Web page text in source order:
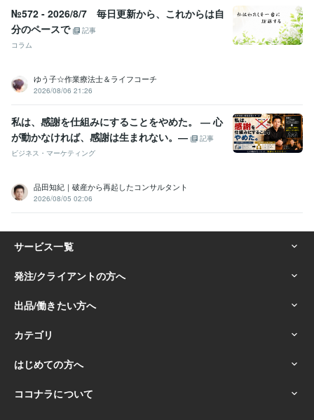
№572 - 2026/8/7 毎日更新から、これからは自
分のペースで
記事
コラム
ゆう子☆作業療法士＆ライフコーチ
2026/08/06 21:26
私は、感謝を仕組みにすることをやめた。 ― 心
が動かなければ、感謝は生まれない。―
記事
ビジネス・マーケティング
品田知紀｜破産から再起したコンサルタント
2026/08/05 02:06